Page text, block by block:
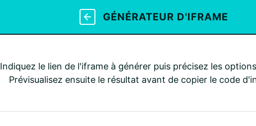
GÉNÉRATEUR D'IFRAME
Indiquez le lien de l'iframe à générer puis précisez les
Prévisualisez ensuite le résultat avant de copier le code